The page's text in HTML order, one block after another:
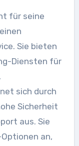
für seine
Sie bieten
Diensten für
sich durch
Sicherheit
aus. Sie
an,